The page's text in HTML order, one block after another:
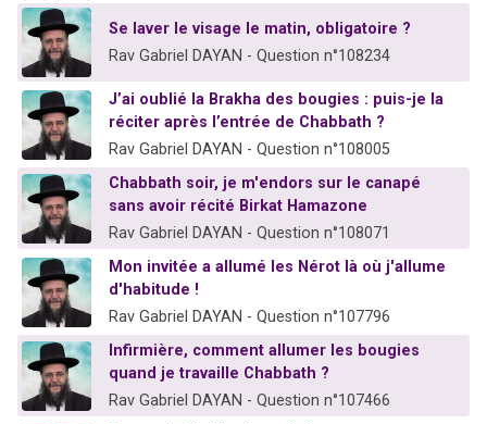
Se laver le visage le matin, obligatoire ?
Rav Gabriel DAYAN - Question n°108234
J’ai oublié la Brakha des bougies : puis-je la
réciter après l’entrée de Chabbath ?
Rav Gabriel DAYAN - Question n°108005
Chabbath soir, je m'endors sur le canapé
sans avoir récité Birkat Hamazone
Rav Gabriel DAYAN - Question n°108071
Mon invitée a allumé les Nérot là où j'allume
d'habitude !
Rav Gabriel DAYAN - Question n°107796
Infirmière, comment allumer les bougies
quand je travaille Chabbath ?
Rav Gabriel DAYAN - Question n°107466